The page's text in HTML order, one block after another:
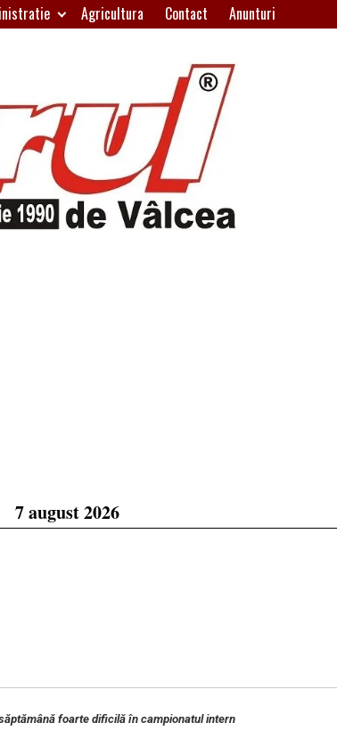
Agricultura Contact Anunturi
7 august 2026
foarte dificilă în campionatul intern